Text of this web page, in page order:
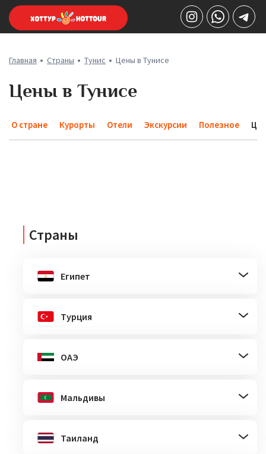
Главная Страны Тунис Цены в Тунисе
Цены в Тунисе
О стране Курорты Отели Экскурсии Полезное
Страны
Египет
Турция
ОАЭ
Мальдивы
Таиланд